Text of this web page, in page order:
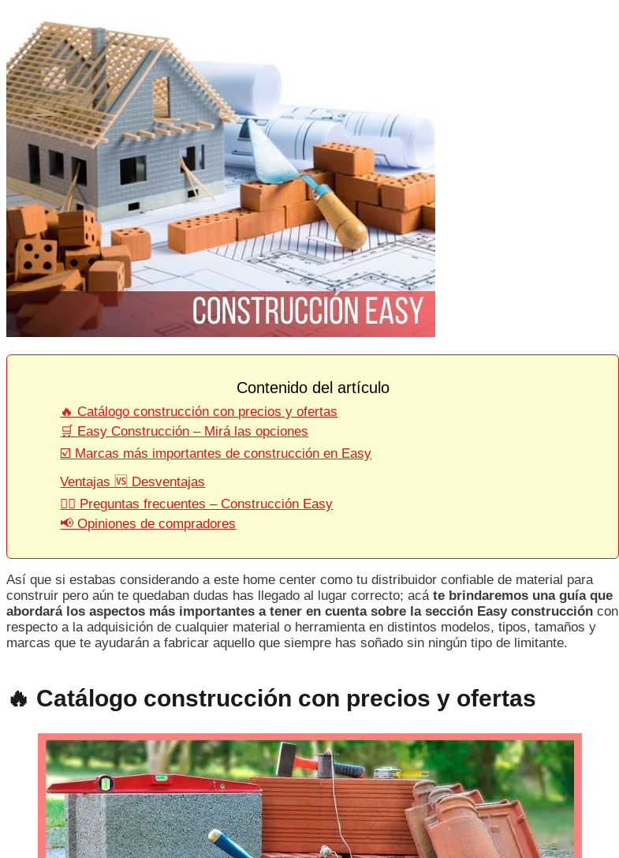
Contenido del artículo
🔥 Catálogo construcción con precios y ofertas
🛒 Easy Construcción – Mirá las opciones
☑️ Marcas más importantes de construcción en Easy
Ventajas 🆚 Desventajas
🕵‍♂ Preguntas frecuentes – Construcción Easy
📢 Opiniones de compradores
Así que si estabas considerando a este home center como tu distribuidor confiable de material para
construir pero aún te quedaban dudas has llegado al lugar correcto; acá te brindaremos una guía que
abordará los aspectos más importantes a tener en cuenta sobre la sección Easy construcción con
respecto a la adquisición de cualquier material o herramienta en distintos modelos, tipos, tamaños y
marcas que te ayudarán a fabricar aquello que siempre has soñado sin ningún tipo de limitante.
🔥 Catálogo construcción con precios y ofertas